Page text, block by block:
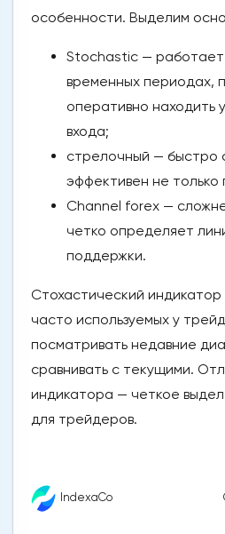
особенности. Выделим
Stochastic —
временных периодах,
оперативно находить
входа;
стрелочный — быстро
эффективен не только
Channel forex —
четко определяет
поддержки.
Стохастический
часто используемых у
посматривать недавние
сравнивать с текущими.
индикатора — четкое
для трейдеров.
IndexaCo